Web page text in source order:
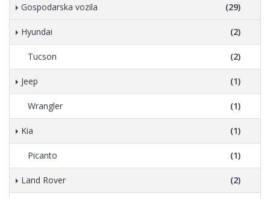
Gospodarska vozila (29)
Hyundai (2)
Tucson (2)
Jeep (1)
Wrangler (1)
Kia (1)
Picanto (1)
Land Rover (2)